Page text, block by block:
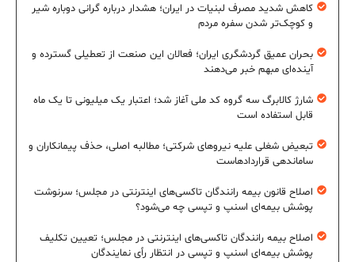
کاهش شدید مصرف لبنیات در ایران؛ هشدار درباره گرانی دوباره شیر
و کوچک‌تر شدن سفره مردم
بحران عمیق گردشگری ایران؛ فعالان این صنعت از تعطیلی گسترده و
آینده‌ای مبهم خبر می‌دهند
شارژ کالابرگ سه گروه کد ملی آغاز شد؛ اعتبار یک میلیونی تا یک ماه
قابل استفاده است
تبعیض شغلی علیه نیروهای شرکتی؛ مطالبه اصلی، حذف پیمانکاران و
ساماندهی قراردادهاست
اصلاح قانون بیمه رانندگان تاکسی‌های اینترنتی در مجلس؛ سرنوشت
پوشش بیمه‌ای اسنپ و تپسی چه می‌شود؟
اصلاح بیمه رانندگان تاکسی‌های اینترنتی در مجلس؛ تعیین تکلیف
پوشش بیمه‌ای اسنپ و تپسی در انتظار رأی نمایندگان